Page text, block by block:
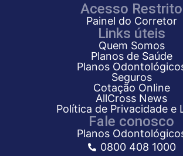
Acesso Restrito
Painel do Corretor
Links úteis
Quem Somos
Planos de Saúde
Planos
Seguros
Cotação Online
AllCross News
Política de Privacidade e
Fale conosco
Planos
0800 408 1000